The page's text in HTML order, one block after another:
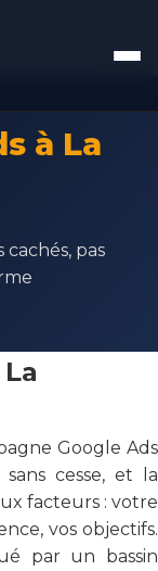
à La
pas
Google Ads
cesse, et la
facteurs : votre
vos objectifs.
par un bassin